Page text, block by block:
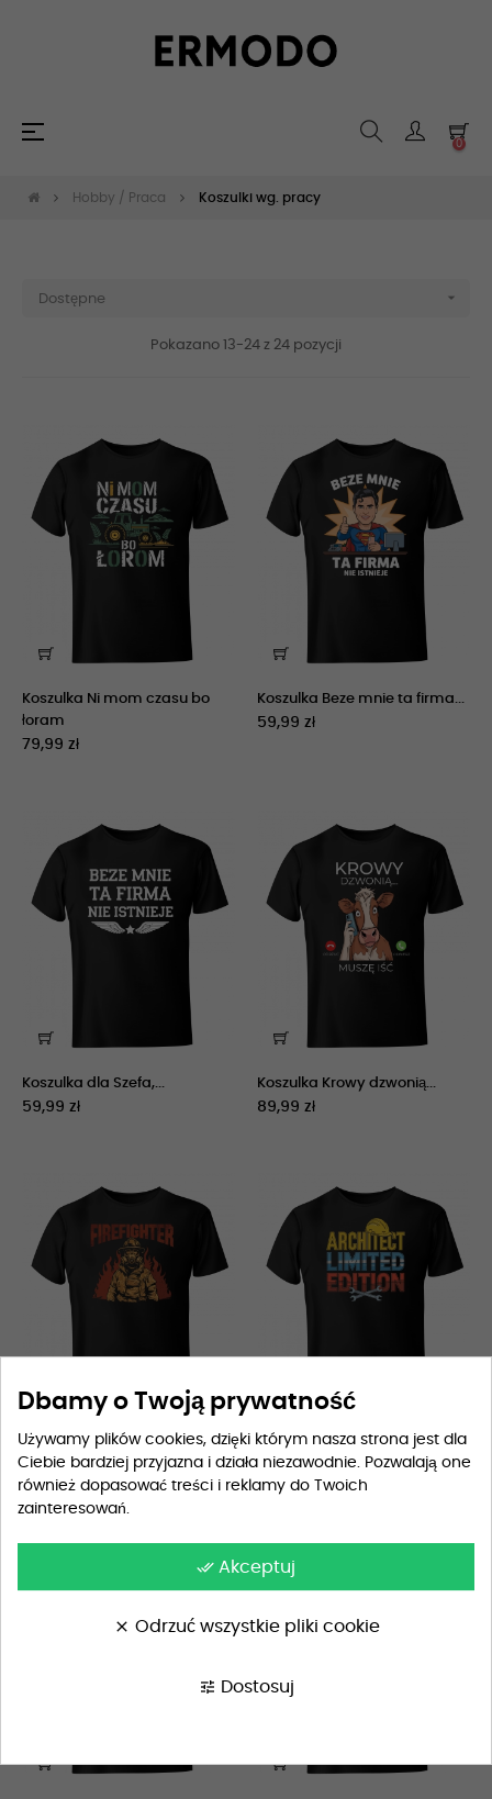
Toggle
☰
0
Hobby / Praca Koszulki wg. pracy
Dostępne 
Pokazano 13-24 z 24 pozycji
Koszulka Ni mom czasu bo
łoram
79,99 zł
Koszulka Beze mnie ta firma...
59,99 zł
Koszulka dla Szefa,...
59,99 zł
Koszulka Krowy dzwonią...
89,99 zł
Koszulka Firefighter
49,99 zł
Koszulka Architect limited...
59,99 zł
Dbamy o Twoją prywatność
Używamy plików cookies, dzięki którym nasza strona jest dla
Ciebie bardziej przyjazna i działa niezawodnie. Pozwalają one
również dopasować treści i reklamy do Twoich
zainteresowań.
done_all Akceptuj
clear Odrzuć wszystkie pliki cookie
tune Dostosuj